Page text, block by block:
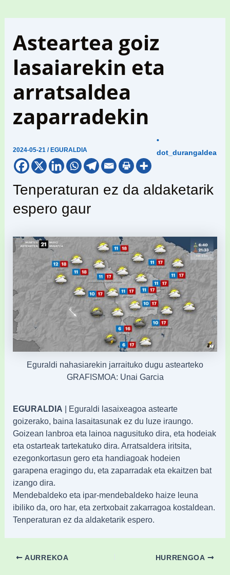
Asteartea goiz
lasaiarekin eta
arratsaldea
zaparradekin
2024-05-21/ EGURALDIA
•
dot_durangaldea
Tenperaturan ez da aldaketarik
espero gaur
Eguraldi nahasiarekin jarraituko dugu astearteko
GRAFISMOA: Unai Garcia
EGURALDIA | Eguraldi lasaixeagoa astearte
goizerako, baina lasaitasunak ez du luze iraungo.
Goizean lanbroa eta lainoa nagusituko dira, eta hodeiak
eta ostarteak tartekatuko dira. Arratsaldera iritsita,
ezegonkortasun gero eta handiagoak hodeien
garapena eragingo du, eta zaparradak eta ekaitzen bat
izango dira.
Mendebaldeko eta ipar-mendebaldeko haize leuna
ibiliko da, oro har, eta zertxobait zakarragoa kostaldean.
Tenperaturan ez da aldaketarik espero.
AURREKOA HURRENGOA